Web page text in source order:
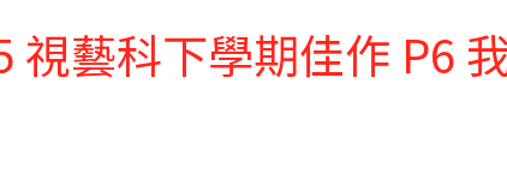
視藝科下學期佳作 P6